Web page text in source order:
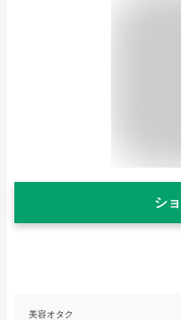
シ
美容オタク